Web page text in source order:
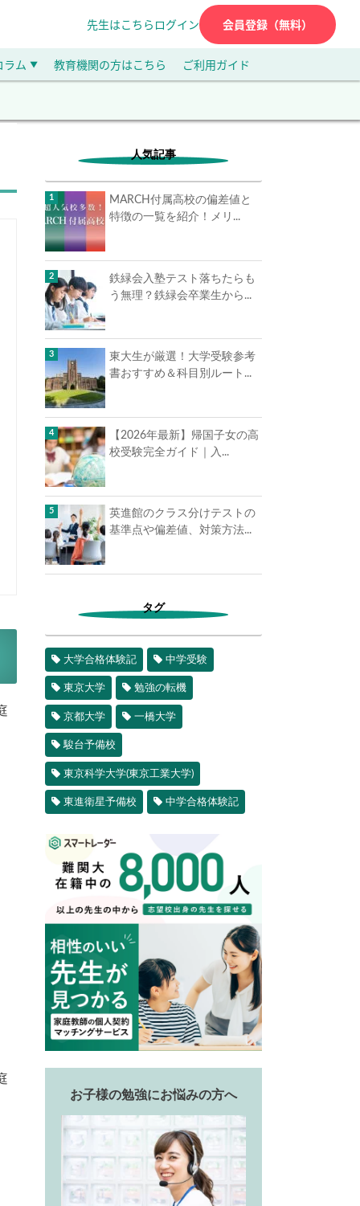
先生はこちら ログイン 会員登録（無料）
ラム ▼ 教育機関の方はこちら ご利用ガイド
人気記事
MARCH付属高校の偏差値と
特徴の一覧を紹介！メリ...
鉄緑会入塾テスト落ちたらも
う無理？鉄緑会卒業生から...
東大生が厳選！大学受験参考
書おすすめ＆科目別ルート...
【2026年最新】帰国子女の高
校受験完全ガイド｜入...
英進館のクラス分けテストの
基準点や偏差値、対策方法...
タグ
大学合格体験記 中学受験
東京大学 勉強の転機
京都大学 一橋大学
駿台予備校
東京科学大学(東京工業大学)
東進衛星予備校 中学合格体験記
お子様の勉強にお悩みの方へ